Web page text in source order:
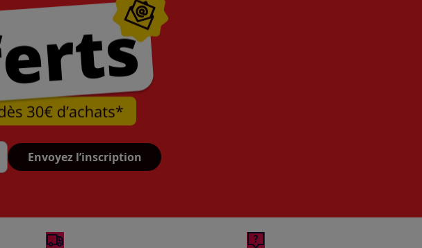
Envoyez l’inscription